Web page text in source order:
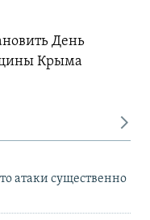
День
Крыма
атаки существенно